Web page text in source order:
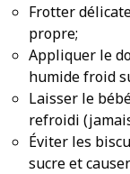
Frotter
propre;
Appliquer le
humide froid
Laisser le
refroidi
Éviter les
sucre et